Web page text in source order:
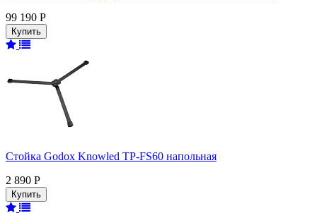
99 190 Р
Стойка Godox Knowled TP-FS60 напольная
2 890 Р